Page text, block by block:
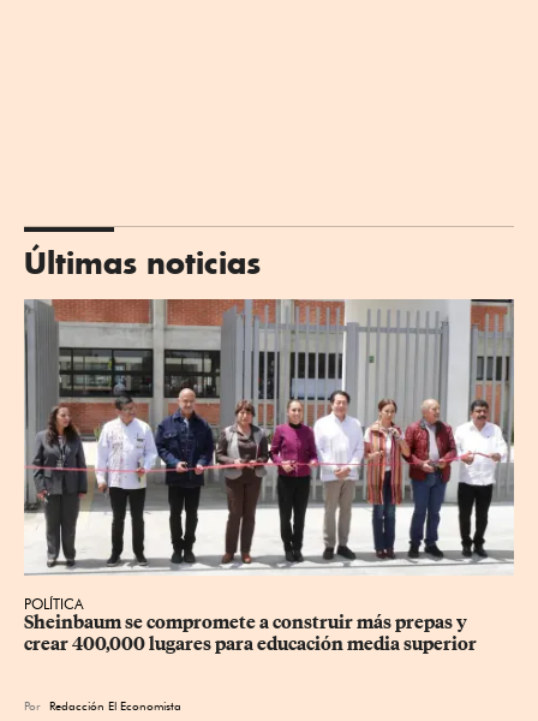
Últimas noticias
POLÍTICA
Sheinbaum se compromete a construir más prepas y
crear 400,000 lugares para educación media superior
Por Redacción El Economista